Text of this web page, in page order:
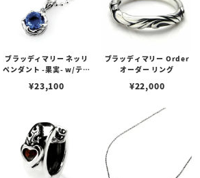
ブラッディマリー ネッリ
ペンダント -果実- w/ティ
¥23,100
ブラッディマリー Order
オーダー リング
¥22,000